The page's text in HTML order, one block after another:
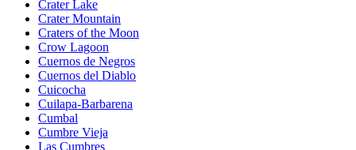
Crater Lake
Crater Mountain
Craters of the Moon
Crow Lagoon
Cuernos de Negros
Cuernos del Diablo
Cuicocha
Cuilapa-Barbarena
Cumbal
Cumbre Vieja
Las Cumbres